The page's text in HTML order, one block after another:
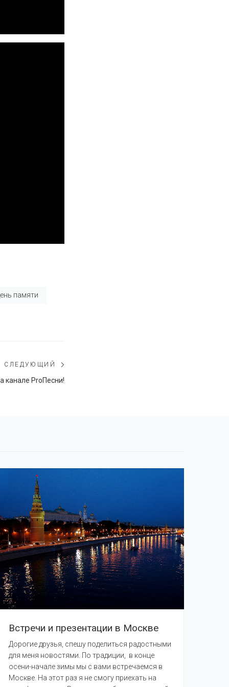
памяти
СЛЕДУЮЩИЙ
канале ProПесни!
Встречи и презентации в Москве
Дорогие друзья, спешу поделиться радостными
для меня новостями. По традиции, в конце
осени-начале зимы мы с вами встречаемся в
Москве. На этот раз я не смогу приехать на